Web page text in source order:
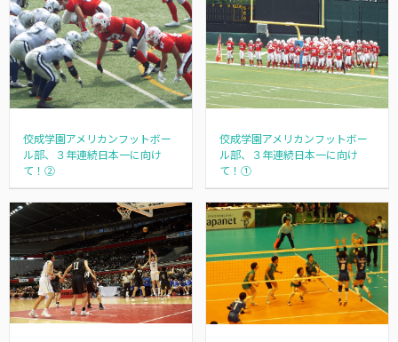
佼成学園アメリカンフットボー
ル部、３年連続日本一に向け
て！②
佼成学園アメリカンフットボー
ル部、３年連続日本一に向け
て！①